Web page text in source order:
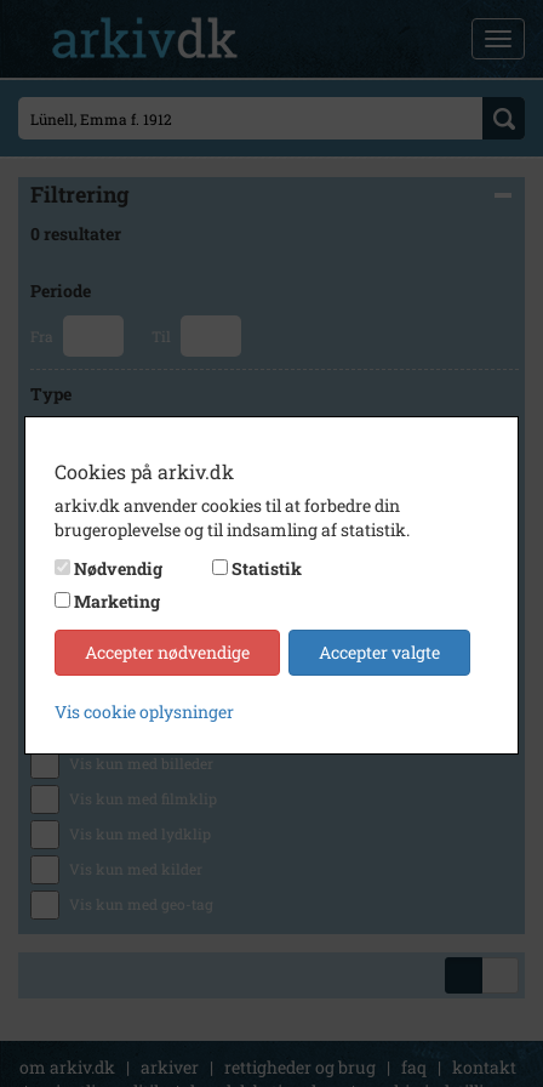
Filtrering
0 resultater
Periode
Fra Til
Type
Arkiv
Slagelse Stads- og Lokalarkiv
Generelt
Vis kun med billeder
Vis kun med filmklip
Vis kun med lydklip
Vis kun med kilder
Vis kun med geo-tag
om arkiv.dk | arkiver | rettigheder og brug | faq | kontakt
Cookies på arkiv.dk
arkiv.dk anvender cookies til at forbedre din
brugeroplevelse og til indsamling af statistik.
Nødvendig
Statistik
Marketing
Accepter nødvendige Accepter valgte
Vis cookie oplysninger